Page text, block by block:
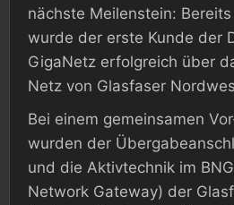
nächste Meilenstein:
wurde der erste Kunde der
GigaNetz erfolgreich über
Netz von Glasfaser
Bei einem gemeinsamen
wurden der
und die Aktivtechnik im
Network Gateway) der